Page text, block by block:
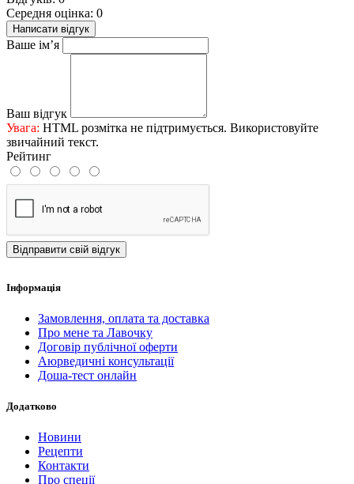
Середня оцінка: 0
Написати відгук
Ваше ім’я
Ваш відгук
Увага: HTML розмітка не підтримується. Використовуйте
звичайний текст.
Рейтинг
Відправити свій відгук
Iнформація
Замовлення, оплата та доставка
Про мене та Лавочку
Договір публічної оферти
Аюрведичні консультації
Доша-тест онлайн
Додатково
Новини
Рецепти
Контакти
Про спеції